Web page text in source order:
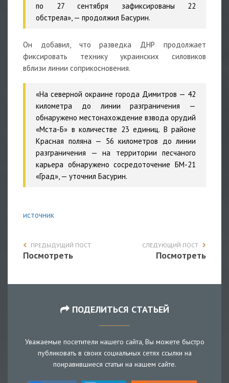
по 27 сентября зафиксированы 22
обстрела», — продолжил Басурин.
Он добавил, что разведка ДНР продолжает
фиксировать технику украинских силовиков
вблизи линии соприкосновения.
«На северной окраине города Димитров — 42
километра до линии разграничения —
обнаружено местонахождение взвода орудий
«Мста-Б» в количестве 23 единиц. В районе
Красная поляна — 56 километров до линии
разграничения — на территории песчаного
карьера обнаружено сосредоточение БМ-21
«Град», — уточнил Басурин.
источник
ПРЕДЫДУЩИЙ ПОСТ
Посмотреть
СЛЕДУЮЩИЙ ПОСТ
Посмотреть
ПОДЕЛИТЬСЯ СТАТЬЕЙ
Уважаемые посетители нашего сайта, Вы можете быстро
публиковать в своих социальных сетях ссылки на
понравившиеся статьи на нашем сайте.